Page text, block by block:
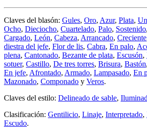
Claves del blasón: Gules, Oro, Azur, Plata,
Ocho, Dieciocho, Cuartelado, Palo, Sostenido,
Cargado, León, Cabeza, Arrancado, Creciente
diestra del jefe, Flor de lis, Cabra, En palo,
plena, Cantonado, Bezante de plata, Escusón,
sotuer, Castillo, De tres torres, Brisura, Bastón,
En jefe, Afrontado, Armado, Lampasado, En
Mazonado, Componado y Veros.
Claves del estilo: Delineado de sable,
Clasificación: Gentilicio, Linaje, Interpretado,
Escudo.